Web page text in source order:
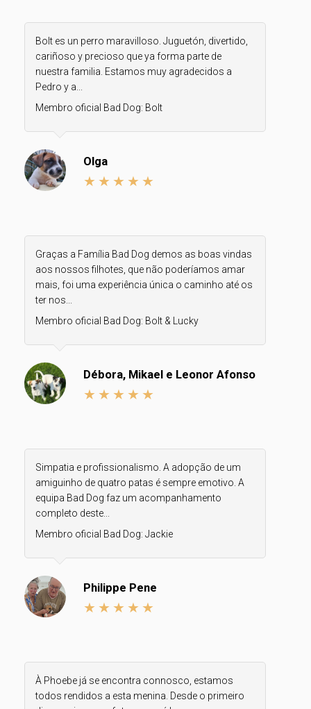
Bolt es un perro maravilloso. Juguetón, divertido,
cariñoso y precioso que ya forma parte de
nuestra familia. Estamos muy agradecidos a
Pedro y a...
Membro oficial Bad Dog: Bolt
Olga
Graças a Família Bad Dog demos as boas vindas
aos nossos filhotes, que não poderíamos amar
mais, foi uma experiência única o caminho até os
ter nos...
Membro oficial Bad Dog: Bolt & Lucky
Débora, Mikael e Leonor Afonso
Simpatia e profissionalismo. A adopção de um
amiguinho de quatro patas é sempre emotivo. A
equipa Bad Dog faz um acompanhamento
completo deste...
Membro oficial Bad Dog: Jackie
Philippe Pene
À Phoebe já se encontra connosco, estamos
todos rendidos a esta menina. Desde o primeiro